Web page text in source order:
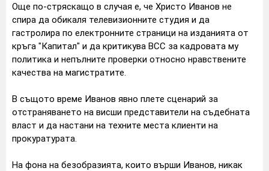
Още по-стряскащо в случая е, че Христо Иванов не
спира да обикаля телевизионните студия и да
гастролира по електронните страници на изданията от
кръга "Капитал" и да критикува ВСС за кадровата му
политика и непълните проверки относно нравствените
качества на магистратите.
В същото време Иванов явно плете сценарий за
отстраняването на висши представители на съдебната
власт и да настани на техните места клиенти на
прокуратурата.
На фона на безобразията, които върши Иванов, никак